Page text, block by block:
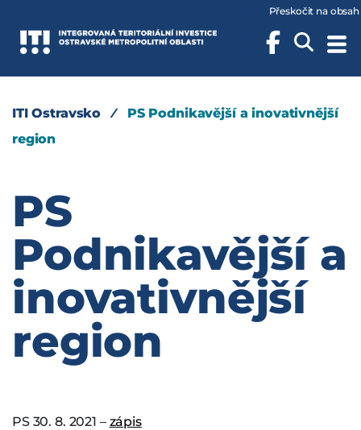
Přeskočit na obsah
ITI Ostravsko ⁄
PS Podnikavější a inovativnější
region
PS
Podnikavější a
inovativnější
region
PS 30. 8. 2021 – zápis